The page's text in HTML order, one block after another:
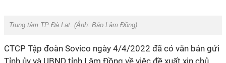
Trung tâm TP Đà Lạt. (Ảnh: Báo Lâm Đồng).
CTCP Tập đoàn Sovico ngày 4/4/2022 đã có văn bản gửi
Tỉnh ủy và UBND tỉnh Lâm Đồng về việc đề xuất xin chủ